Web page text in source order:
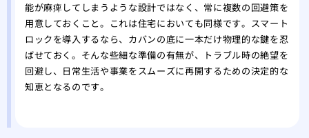
能が麻痺してしまうような設計ではなく、常に複数の回避策を
用意しておくこと。これは住宅においても同様です。スマート
ロックを導入するなら、カバンの底に一本だけ物理的な鍵を忍
ばせておく。そんな些細な準備の有無が、トラブル時の絶望を
回避し、日常生活や事業をスムーズに再開するための決定的な
知恵となるのです。